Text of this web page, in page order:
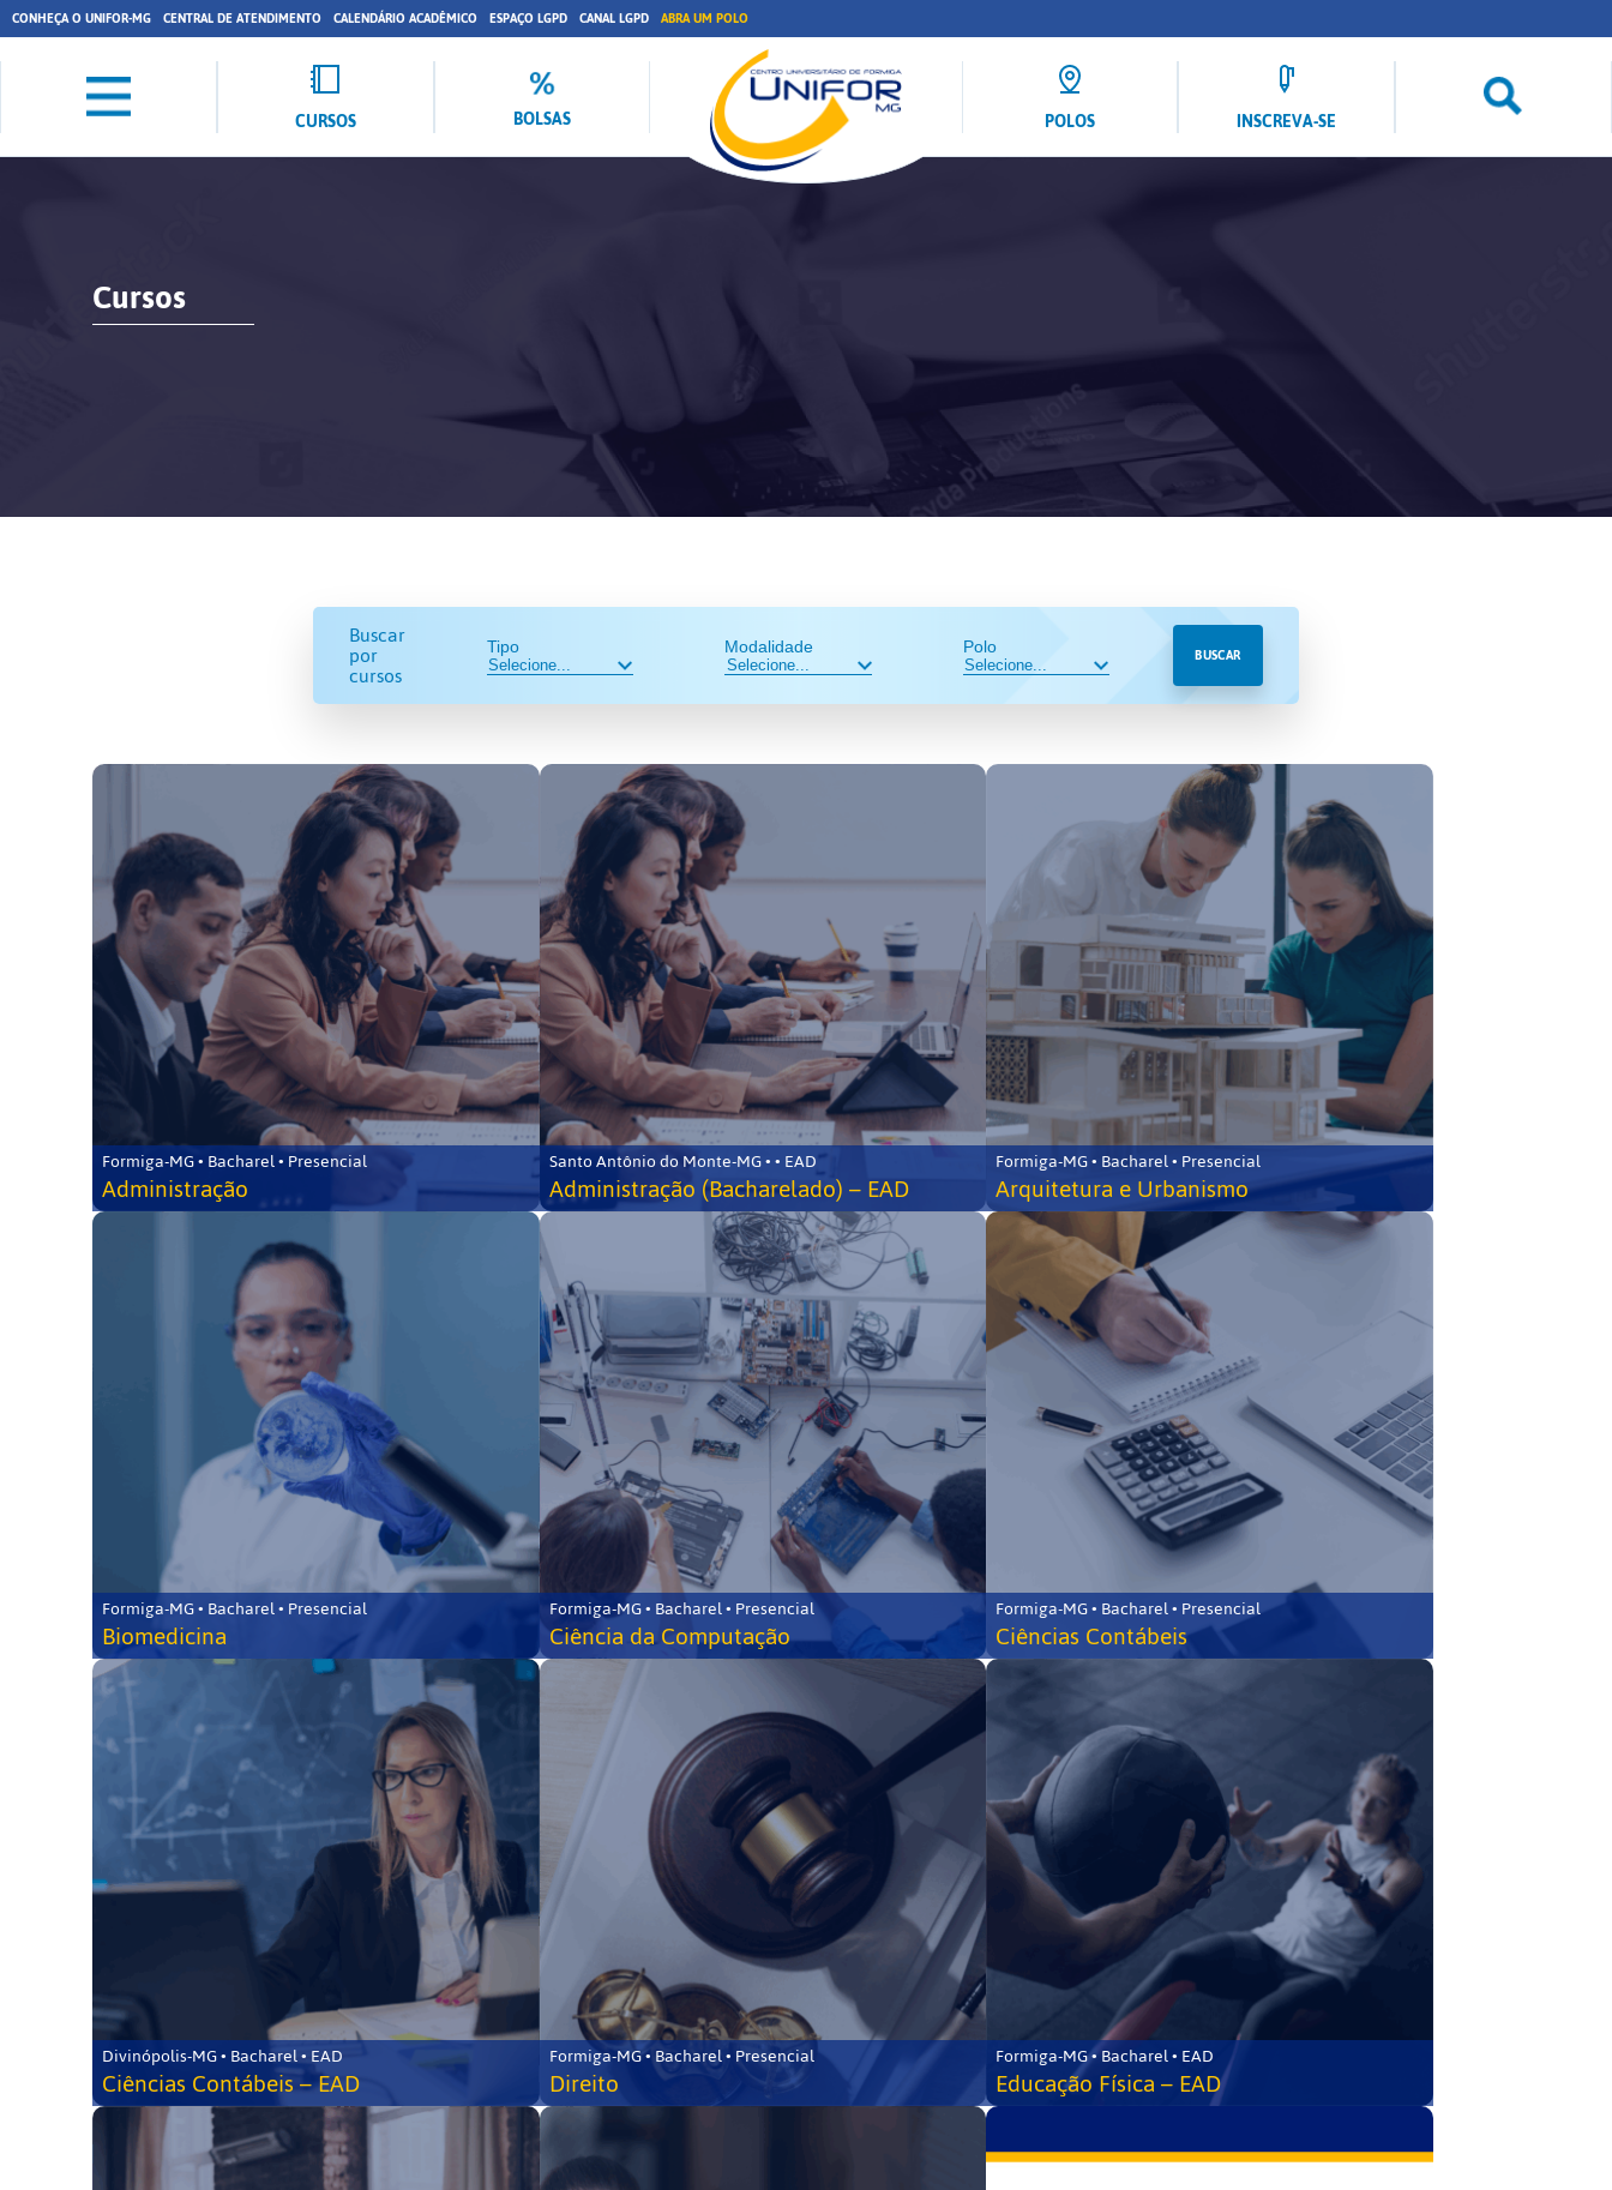
CONHEÇA O UNIFOR-MG CENTRAL DE ATENDIMENTO CALENDÁRIO ACADÊMICO ESPAÇO LGPD CANAL LGPD ABRA UM POLO
CURSOS BOLSAS POLOS INSCREVA-SE
Cursos
Buscar
por
cursos
Tipo Modalidade Polo BUSCAR
Formiga-MG • Bacharel • Presencial
Administração
Santo Antônio do Monte-MG • • EAD
Administração (Bacharelado) – EAD
Formiga-MG • Bacharel • Presencial
Arquitetura e Urbanismo
Formiga-MG • Bacharel • Presencial
Biomedicina
Formiga-MG • Bacharel • Presencial
Ciência da Computação
Formiga-MG • Bacharel • Presencial
Ciências Contábeis
Divinópolis-MG • Bacharel • EAD
Ciências Contábeis – EAD
Formiga-MG • Bacharel • Presencial
Direito
Formiga-MG • Bacharel • EAD
Educação Física – EAD